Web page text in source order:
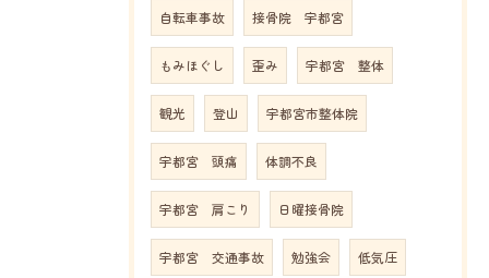
自転車事故 接骨院 宇都宮
もみほぐし 歪み 宇都宮 整体
観光 登山 宇都宮市整体院
宇都宮 頭痛 体調不良
宇都宮 肩こり 日曜接骨院
宇都宮 交通事故 勉強会 低気圧